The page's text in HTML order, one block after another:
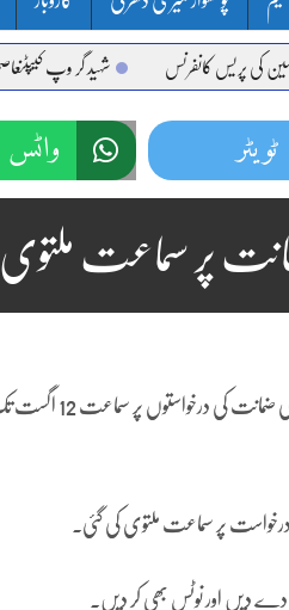
پریس کانفرنس شہید گر وپ کیپٹنعاصم
ٹویٹر
اسلام آباد(نمائندہ پنڈی پوسٹسپریم کورٹ نے 9 مئی مقدمات
پر سماعت ملتوی کی گئی۔
دے دیں اور نوٹس بھی کر دیں۔